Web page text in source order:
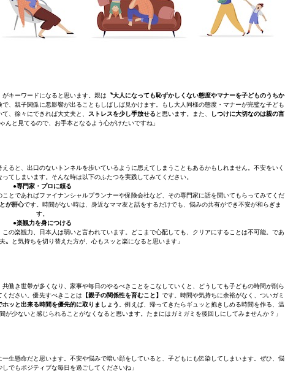
がキーワードになると思います。親は 〝大人になっても恥ずかしくない態度やマナーを子どものうちか
、親子関係に悪影響が出ることもしばしば見かけます。もし大人同様の態度・マナーが完璧な子ども
、徐々にできれば大丈夫と、 ストレスを少し手放せる と思います。また、
しつけに大切なのは親の言
んと見てるので、お手本となるよう心がけたいですね」
ると、出口のないトンネルを歩いているように思えてしまうこともあるかもしれません。不安をいく
てしまいます。そんな時は以下のふたつを実践してみてください。
●専門家・プロに頼る
とであればファイナンシャルプランナーや保険会社など、その専門家に話を聞いてもらってみてくだ
が肝心です。時間がない時は、身近なママ友と話をするだけでも、悩みの共有ができ不安が和らぎま
す。
●楽観力を身につける
この楽観力、日本人は弱いと言われています。どこまで心配しても、クリアにすることは不可能。であ
〟と気持ちを切り替えた方が、心もスッと楽になると思います」
共働き世帯が多くなり、家事や毎日のやるべきことをこなしていくと、どうしても子どもの時間が削ら
ください。優先すべきことは 【親子の関係性を育むこと】 です。時間や気持ちに余裕がなく、ついガミ
ホッと出来る時間を優先的に取りましょう
。例えば、帰ってきたらギュッと抱きしめる時間を作る、温
少ないと感じられることがなくなると思います。たまにはガミガミを後回しにしてみませんか？」
生懸命だと思います。不安や悩みで暗い顔をしていると、子どもにも伝染してしまいます。ぜひ、悩
でもポジティブな毎日を過ごしてくださいね」